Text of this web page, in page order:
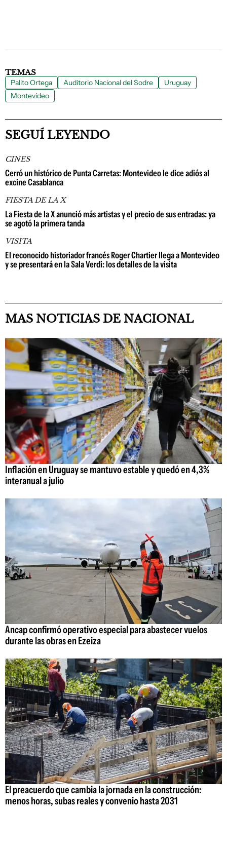
TEMAS
Palito Ortega Auditorio Nacional del Sodre
Uruguay
Montevideo
SEGUÍ LEYENDO
CINES
Cerró un histórico de Punta Carretas: Montevideo le dice adiós al
excine Casablanca
FIESTA DE LA X
La Fiesta de la X anunció más artistas y el precio de sus entradas: ya
se agotó la primera tanda
VISITA
El reconocido historiador francés Roger Chartier llega a Montevideo
y se presentará en la Sala Verdi: los detalles de la visita
MAS NOTICIAS DE NACIONAL
Inflación en Uruguay se mantuvo estable y quedó en 4,3%
interanual a julio
Ancap confirmó operativo especial para abastecer vuelos
durante las obras en Ezeiza
El preacuerdo que cambia la jornada en la construcción:
menos horas, subas reales y convenio hasta 2031